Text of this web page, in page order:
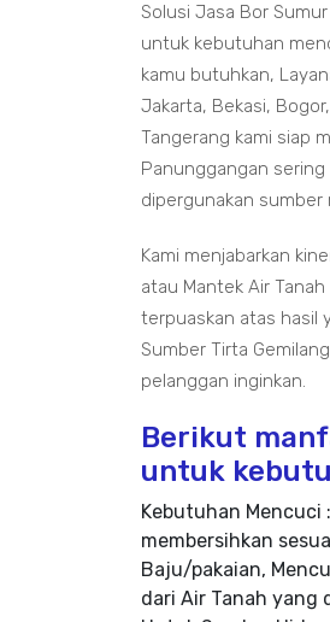
Solusi Jasa Bor
untuk kebutuhan
kamu butuhkan,
Jakarta, Bekasi,
Tangerang kami siap
Panunggangan
dipergunakan sumber
Kami menjabarkan
atau Mantek Air
terpuaskan atas hasil
Sumber Tirta
pelanggan inginkan.
Berikut
untuk
Kebutuhan
membersihkan
Baju/pakaian,
dari Air Tanah yang